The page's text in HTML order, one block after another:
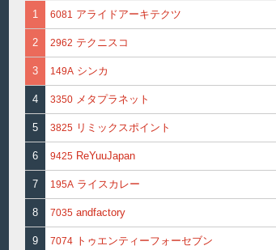
1 6081 アライドアーキテクツ
2 2962 テクニスコ
3 149A シンカ
4 3350 メタプラネット
5 3825 リミックスポイント
6 9425 ReYuuJapan
7 195A ライスカレー
8 7035 andfactory
9 7074 トゥエンティーフォーセブン